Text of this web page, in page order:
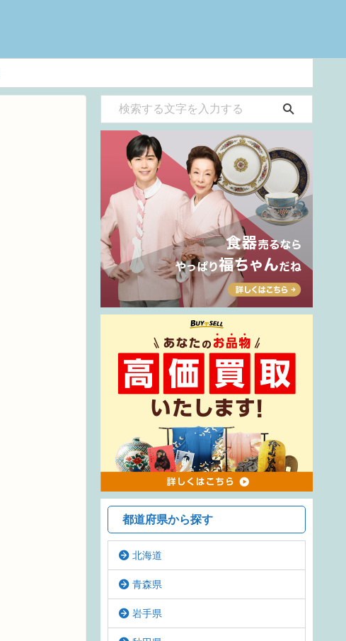
都道府県から探す
北海道
青森県
岩手県